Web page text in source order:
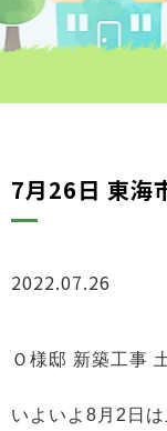
7月26日 東海
2022.07.26
Ｏ様邸 新築工事
いよいよ8月2日は